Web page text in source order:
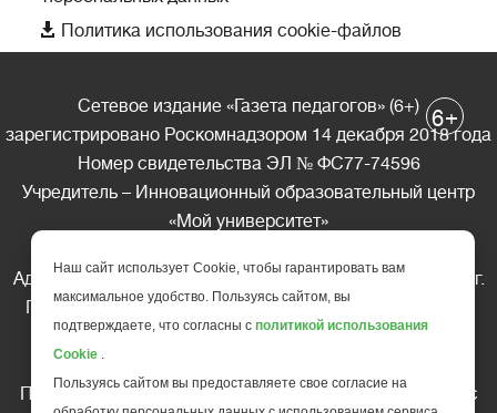
 Политика использования cookie-файлов
Сетевое издание «Газета педагогов» (6+)
зарегистрировано Роскомнадзором 14 декабря 2018 года
Номер свидетельства ЭЛ № ФС77-74596
Учредитель – Инновационный образовательный центр
«Мой университет»
Адрес редакции: 185035 Россия, Республика Карелия, г.
Петрозаводск, ул. Фридриха Энгельса д.10, офис 211
Телефон редакции: +7 (499) 685-10-45
Перепечатка материалов газеты допускается только c
6+
Наш сайт использует Cookie, чтобы гарантировать вам
максимальное удобство. Пользуясь сайтом, вы
подтверждаете, что согласны с политикой использования
Cookie .
Пользуясь сайтом вы предоставляете свое согласие на